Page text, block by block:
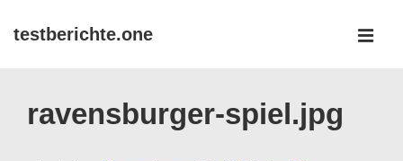
Zumtestberichte.one
Navigation
ravensburger-spiel.jpg